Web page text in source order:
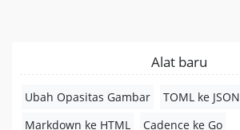
Alat baru
Ubah Opasitas Gambar
TOML ke JSON
Markdown ke HTML
Cadence ke Go